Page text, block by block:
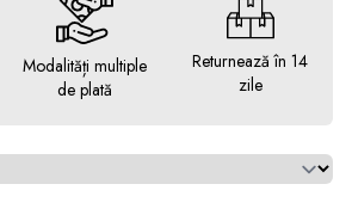
Modalități multiple
de plată
Returnează în 14
zile